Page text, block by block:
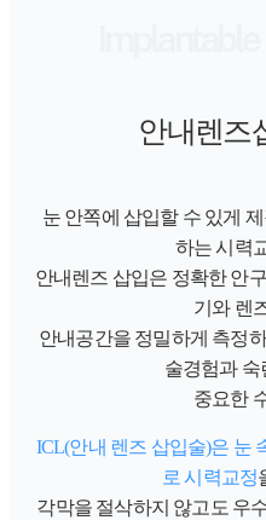
안내렌즈
눈 안쪽에 삽입할 수 있게
하는 시력
안내렌즈 삽입은 정확한 안
기와 렌
안내공간을 정밀하게 측정
술경험과 숙
중요한
ICL(안내 렌즈 삽입술)은 눈
로 시력교정
각막을 절삭하지 않고도 우